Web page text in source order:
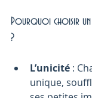
Pourquoi choisir
?
L’unicité :
unique,